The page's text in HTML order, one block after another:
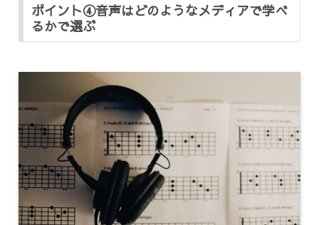
ポイント④音声はどのようなメディアで学べ
るかで選ぶ